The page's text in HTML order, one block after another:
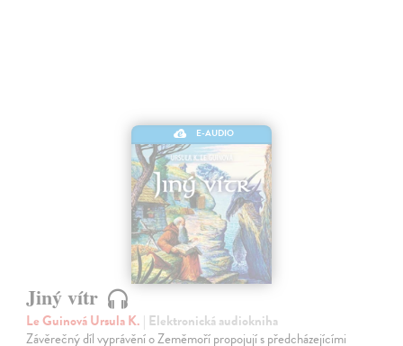
E-AUDIO
Jiný vítr
Le Guinová Ursula K. | Elektronická audiokniha
Závěrečný díl vyprávění o Zeměmoří propojují s předcházejícími